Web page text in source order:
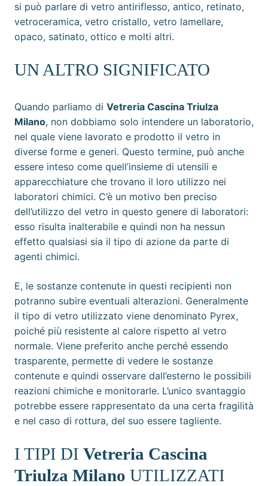
si può parlare di vetro antiriflesso, antico, retinato,
vetroceramica, vetro cristallo, vetro lamellare,
opaco, satinato, ottico e molti altri.
UN ALTRO SIGNIFICATO
Quando parliamo di Vetreria Cascina Triulza
Milano, non dobbiamo solo intendere un laboratorio,
nel quale viene lavorato e prodotto il vetro in
diverse forme e generi. Questo termine, può anche
essere inteso come quell’insieme di utensili e
apparecchiature che trovano il loro utilizzo nei
laboratori chimici. C’è un motivo ben preciso
dell’utilizzo del vetro in questo genere di laboratori:
esso risulta inalterabile e quindi non ha nessun
effetto qualsiasi sia il tipo di azione da parte di
agenti chimici.
E, le sostanze contenute in questi recipienti non
potranno subire eventuali alterazioni. Generalmente
il tipo di vetro utilizzato viene denominato Pyrex,
poiché più resistente al calore rispetto al vetro
normale. Viene preferito anche perché essendo
trasparente, permette di vedere le sostanze
contenute e quindi osservare dall’esterno le possibili
reazioni chimiche e monitorarle. L’unico svantaggio
potrebbe essere rappresentato da una certa fragilità
e nel caso di rottura, del suo essere tagliente.
I TIPI DI Vetreria Cascina
Triulza Milano UTILIZZATI